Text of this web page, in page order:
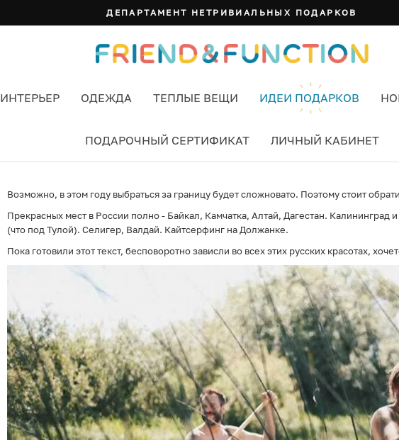
ДЕПАРТАМЕНТ НЕТРИВИАЛЬНЫХ ПОДАРКОВ
ИНТЕРЬЕР ОДЕЖДА ТЕПЛЫЕ ВЕЩИ ИДЕИ ПОДАРКОВ
ПОДАРОЧНЫЙ СЕРТИФИКАТ ЛИЧНЫЙ КАБИНЕТ
Возможно, в этом году выбраться за границу будет сложновато. Поэтому стоит
Прекрасных мест в России полно - Байкал, Камчатка, Алтай, Дагестан. Калининград
(что под Тулой). Селигер, Валдай. Кайтсерфинг на Должанке.
Пока готовили этот текст, бесповоротно зависли во всех этих русских красотах,